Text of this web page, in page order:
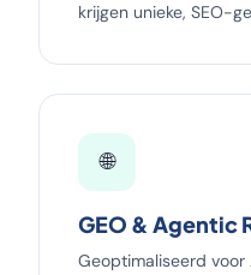
krijgen unieke, SEO-
🌐
GEO & Agentic
Geoptimaliseerd